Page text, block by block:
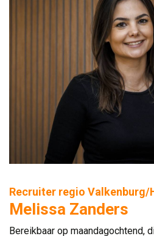
Recruiter regio Valkenburg/
Melissa Zanders
Bereikbaar op maandagochtend,